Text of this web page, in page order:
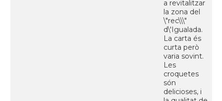
a revitalitzar
la zona del
\"rec\\\"
d\'Igualada.
La carta és
curta però
varia sovint.
Les
croquetes
són
delicioses, i